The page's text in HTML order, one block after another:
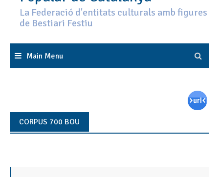
La Federació d'entitats culturals amb figures
de Bestiari Festiu
Main Menu
CORPUS 700 BOU